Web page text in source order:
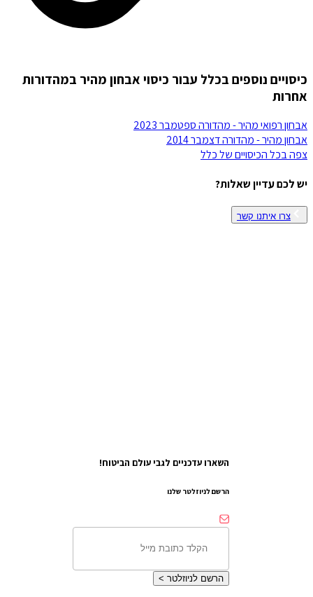
כיסויים נוספים בכלל עבור כיסוי אבחון מהיר במהדורות
אחרות
אבחון רפואי מהיר - מהדורה ספטמבר 2023
אבחון מהיר - מהדורה דצמבר 2014
צפה בכל הכיסויים שלכלל
יש לכם עדיין שאלות?
צרו איתנו קשר
השארו עדכניים לגבי עולם הביטוח!
הרשם לניוזלטר שלנו
הרשם לניוזלטר >